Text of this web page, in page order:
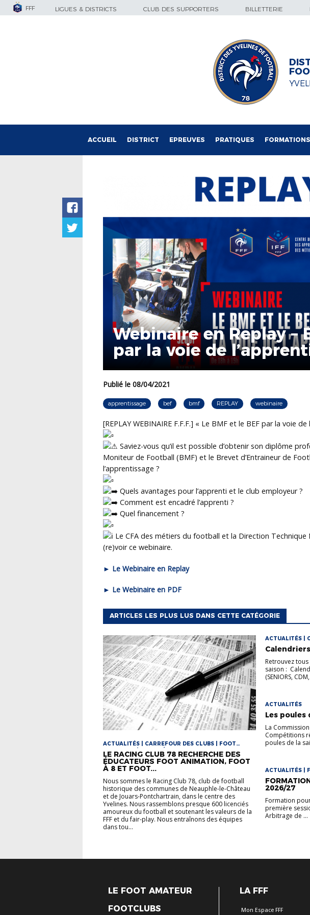
FFF LIGUES & DISTRICTS CLUB DES SUPPORTERS BILLETTERIE
ACCUEIL DISTRICT EPREUVES PRATIQUES FORMATIONS
Webinaire en Replay –
par la voie de
Publié le 08/04/2021
apprentissage bef bmf REPLAY webinaire
[REPLAY WEBINAIRE F.F.F.] « Le BMF et le BEF par la voie de
Saviez-vous qu’il est possible d’obtenir son diplôme
Moniteur de Football (BMF) et le Brevet d’Entraineur de
l’apprentissage ?
Quels avantages pour l’apprenti et le club employeur ?
Comment est encadré l’apprenti ?
Quel financement ?
Le CFA des métiers du football et la Direction
(re)voir ce webinaire.
► Le Webinaire en Replay
► Le Webinaire en PDF
ARTICLES LES PLUS LUS DANS CETTE CATÉGORIE
ACTUALITÉS | CARREFOUR DES CLUBS | FOOT
ANIMATION | FOOT FÉMININ
LE RACING CLUB 78 RECHERCHE DES
ÉDUCATEURS FOOT ANIMATION, FOOT
À 8 ET FOOT...
Nous sommes le Racing Club 78, club de football
historique des communes de Neauphle-le-Château
et de Jouars-Pontchartrain, dans le centre des
Yvelines. Nous rassemblons presque 600 licenciés
amoureux du football et soutenant les valeurs de la
FFF et du fair-play. Nous entraînons des équipes
dans tou...
ACTUALITÉS |
Retrouvez
saison :
(SENIORS,
ACTUALITÉS
Les poules
La
Compétitions
poules de la
ACTUALITÉS |
2026/27
Formation
première
Arbitrage de ...
LE FOOT AMATEUR
FOOTCLUBS
LA FFF
Mon Espace FFF